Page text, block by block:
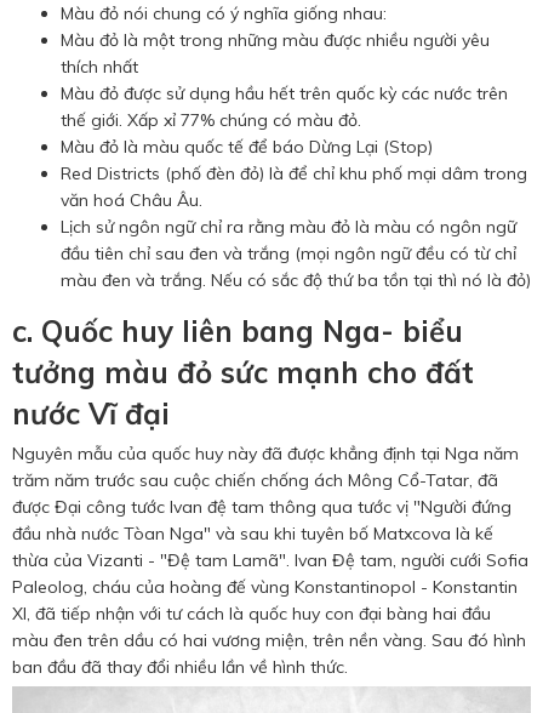
Màu đỏ nói chung có ý nghĩa giống nhau:
Màu đỏ là một trong những màu được nhiều người yêu
thích nhất
Màu đỏ được sử dụng hầu hết trên quốc kỳ các nước trên
thế giới. Xấp xỉ 77% chúng có màu đỏ.
Màu đỏ là màu quốc tế để báo Dừng Lại (Stop)
Red Districts (phố đèn đỏ) là để chỉ khu phố mại dâm trong
văn hoá Châu Âu.
Lịch sử ngôn ngữ chỉ ra rằng màu đỏ là màu có ngôn ngữ
đầu tiên chỉ sau đen và trắng (mọi ngôn ngữ đều có từ chỉ
màu đen và trắng. Nếu có sắc độ thứ ba tồn tại thì nó là đỏ)
c. Quốc huy liên bang Nga- biểu
tưởng màu đỏ sức mạnh cho đất
nước Vĩ đại
Nguyên mẫu của quốc huy này đã được khẳng định tại Nga năm
trăm năm trước sau cuộc chiến chống ách Mông Cổ-Tatar, đã
được Đại công tước Ivan đệ tam thông qua tước vị "Người đứng
đầu nhà nước Tòan Nga" và sau khi tuyên bố Matxcova là kế
thừa của Vizanti - "Đệ tam Lamã". Ivan Đệ tam, người cưới Sofia
Paleolog, cháu của hoàng đế vùng Konstantinopol - Konstantin
XI, đã tiếp nhận với tư cách là quốc huy con đại bàng hai đầu
màu đen trên dầu có hai vương miện, trên nền vàng. Sau đó hình
ban đầu đã thay đổi nhiều lần về hình thức.